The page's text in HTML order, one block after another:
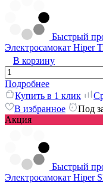
Быстрый
Электросамокат Hiper
В корзину
Подробнее
Купить в 1 клик
В избранное
Под
Акция
Быстрый
Электросамокат Hiper